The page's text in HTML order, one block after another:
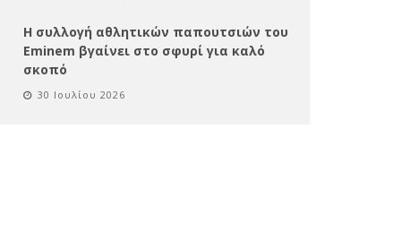
Η συλλογή αθλητικών παπουτσιών του
Eminem βγαίνει στο σφυρί για καλό
σκοπό
30 Ιουλίου 2026